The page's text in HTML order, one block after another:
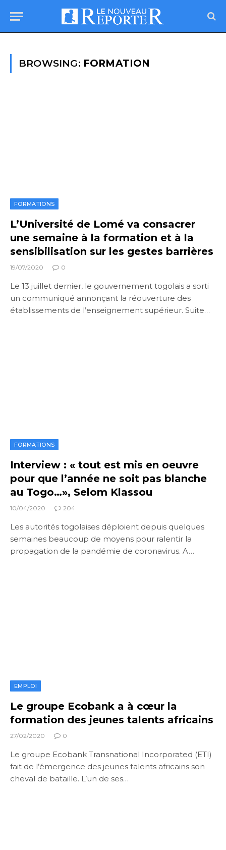
BROWSING: FORMATION
FORMATIONS
L’Université de Lomé va consacrer
une semaine à la formation et à la
sensibilisation sur les gestes barrières
19/07/2020 0
Le 13 juillet dernier, le gouvernement togolais a sorti
un communiqué annonçant la réouverture des
établissements de l’enseignement supérieur. Suite…
FORMATIONS
Interview : « tout est mis en oeuvre
pour que l’année ne soit pas blanche
au Togo…», Selom Klassou
10/04/2020 204
Les autorités togolaises déploient depuis quelques
semaines beaucoup de moyens pour ralentir la
propagation de la pandémie de coronavirus. A…
EMPLOI
Le groupe Ecobank a à cœur la
formation des jeunes talents africains
27/02/2020 0
Le groupe Ecobank Transnational Incorporated (ETI)
fait de l’émergence des jeunes talents africains son
cheval de bataille. L’un de ses…